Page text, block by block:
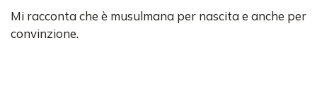
Mi racconta che è musulmana per nascita e anche per
convinzione.